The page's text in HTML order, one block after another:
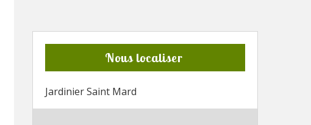
Nous localiser
Jardinier Saint Mard